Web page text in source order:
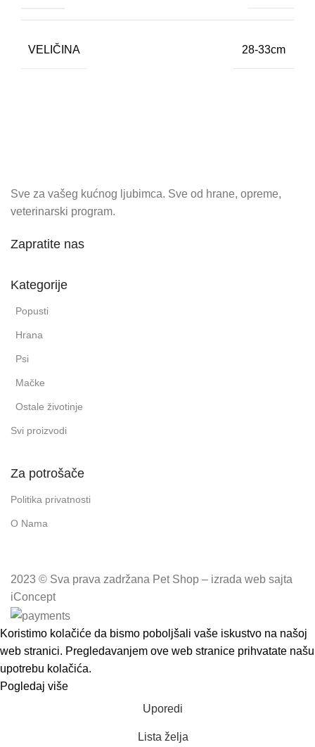
VELIČINA 28-33cm
Sve za vašeg kućnog ljubimca. Sve od hrane, opreme,
veterinarski program.
Zapratite nas
Kategorije
Popusti
Hrana
Psi
Mačke
Ostale životinje
Svi proizvodi
Za potrošače
Politika privatnosti
O Nama
2023 © Sva prava zadržana Pet Shop – izrada web sajta
iConcept
Koristimo kolačiće da bismo poboljšali vaše iskustvo na našoj
web stranici. Pregledavanjem ove web stranice prihvatate našu
upotrebu kolačića.
Pogledaj više
Uporedi
Lista želja